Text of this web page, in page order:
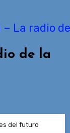
de la
del futuro